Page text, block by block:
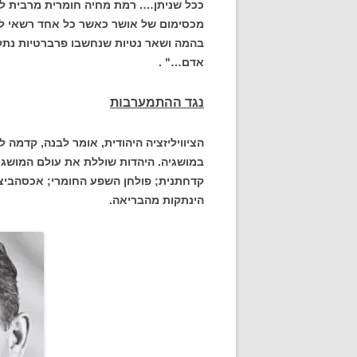
ככל שניתן…. רמת מחיה חומרית מרבית
מכסימום של אושר כאשר כל אחד רשאי
בהמה ושאר נטיות שנחשבו פרברטיות
אדם…" .
נגד ההתמערבות
הציוויליזציה היהודית, אומר לבנה,
במושגיה. היהדות שוללת את עולם
קדחתנית; פולחן השפע החומרי;
הינתקות מהבריאה.